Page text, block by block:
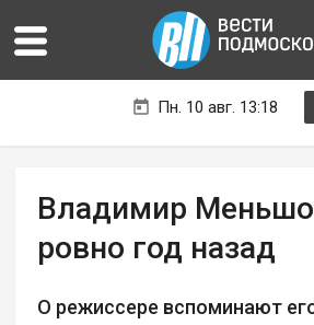
Пн. 10 авг. 13:18
Владимир
ровно год назад
О режиссере вспоминают